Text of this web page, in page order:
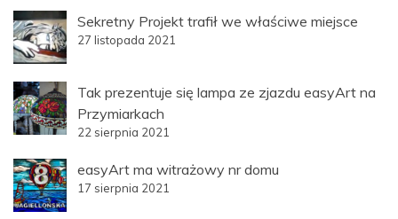
Sekretny Projekt trafił we właściwe miejsce
27 listopada 2021
Tak prezentuje się lampa ze zjazdu easyArt na
Przymiarkach
22 sierpnia 2021
easyArt ma witrażowy nr domu
17 sierpnia 2021